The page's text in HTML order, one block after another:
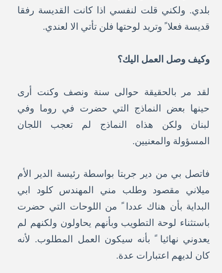
بلدي. ولكني قلت لنفسي اذا كانت القديسة رفقا
قديسة فعلا ً وتريد لوحتها فلن تأتي الا لعندي.
وكيف وصل العمل اليك؟
لقد مر بالحقيقة حوالى سنة ونصف وكنت أرى
حينها بعض النماذج التي حضرت في روما وفي
لبنان ولكن هذاه النماذج لم تعجب اللجان
المسؤولة والمعنيين.
فاتصل بي من دير جربتا بواسطة رئيسة الدير الأم
ميلاني مقصود وطلب مني المهندس كلود ابي
البداية بأن هناك عددا ً من اللوحات التي حضرت
باستثناء لوحة التطويب وبأنهم يحاولون ولكنهم لم
يعدوني نهائيا ً بأنه سيكون العمل المطلوب. لأنه
كان لديهم اعتبارات عدة.